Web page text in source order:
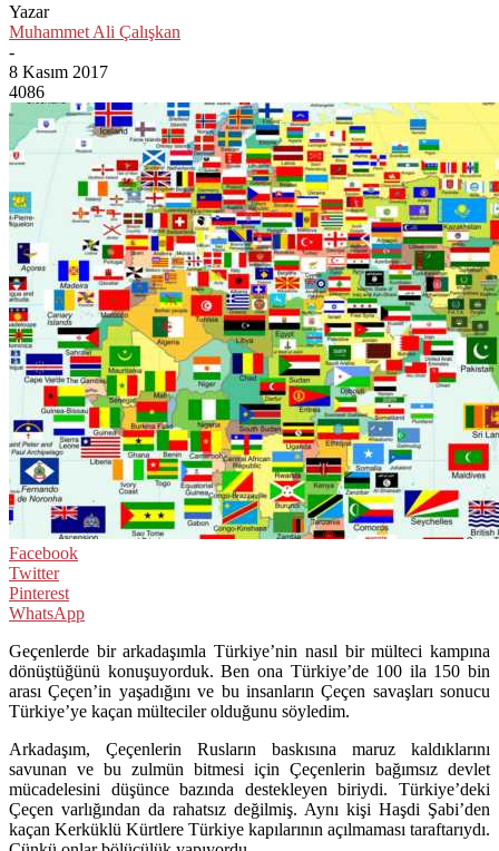
Yazar
Muhammet Ali Çalışkan
-
8 Kasım 2017
4086
Facebook
Twitter
Pinterest
WhatsApp
Geçenlerde bir arkadaşımla Türkiye’nin nasıl bir mülteci kampına
dönüştüğünü konuşuyorduk. Ben ona Türkiye’de 100 ila 150 bin
arası Çeçen’in yaşadığını ve bu insanların Çeçen savaşları sonucu
Türkiye’ye kaçan mülteciler olduğunu söyledim.
Arkadaşım, Çeçenlerin Rusların baskısına maruz kaldıklarını
savunan ve bu zulmün bitmesi için Çeçenlerin bağımsız devlet
mücadelesini düşünce bazında destekleyen biriydi. Türkiye’deki
Çeçen varlığından da rahatsız değilmiş. Aynı kişi Haşdi Şabi’den
kaçan Kerküklü Kürtlere Türkiye kapılarının açılmaması taraftarıydı.